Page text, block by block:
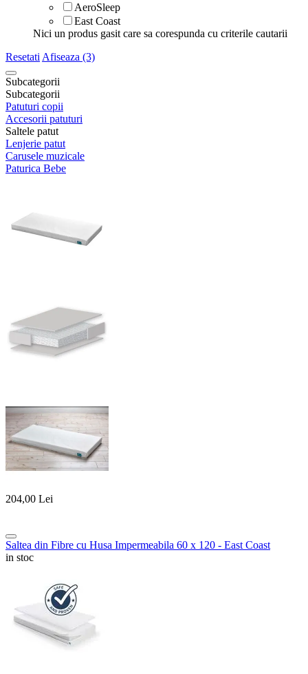
AeroSleep
East Coast
Nici un produs gasit care sa corespunda cu criterile cautarii
Resetati Afiseaza (3)
Subcategorii
Subcategorii
Patuturi copii
Accesorii patuturi
Saltele patut
Lenjerie patut
Carusele muzicale
Paturica Bebe
204,00 Lei
Saltea din Fibre cu Husa Impermeabila 60 x 120 - East Coast
in stoc